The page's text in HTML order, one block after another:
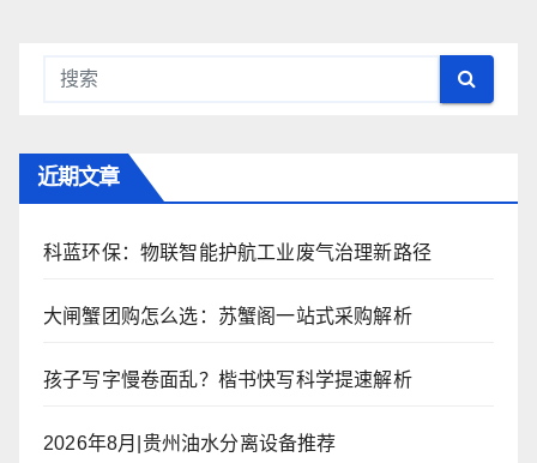
近期文章
科蓝环保：物联智能护航工业废气治理新路径
大闸蟹团购怎么选：苏蟹阁一站式采购解析
孩子写字慢卷面乱？楷书快写科学提速解析
2026年8月|贵州油水分离设备推荐